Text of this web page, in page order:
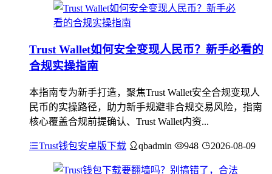
Trust Wallet如何安全变现人民币？新手必看的
合规实操指南
本指南专为新手打造，聚焦Trust Wallet安全合规变现人
民币的实操路径，助力新手规避非合规交易风险，指南
核心覆盖合规前提确认、Trust Wallet内资...
Trust钱包安卓版下载 qbadmin 948 2026-08-09